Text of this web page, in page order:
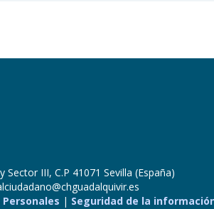
III, C.P 41071 Sevilla (España)
| Seguridad de la